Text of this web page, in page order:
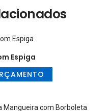
Espiga